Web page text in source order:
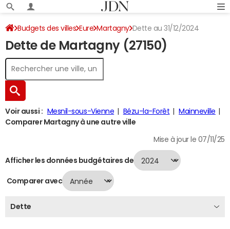
Budgets des villes Eure Martagny Dette au 31/12/2024
Dette de Martagny (27150)
Voir aussi : Mesnil-sous-Vienne Bézu-la-Forêt
Mainneville
Comparer Martagny à une autre ville
Mise à jour le 07/11/25
Afficher les données budgétaires de
Comparer avec
Dette